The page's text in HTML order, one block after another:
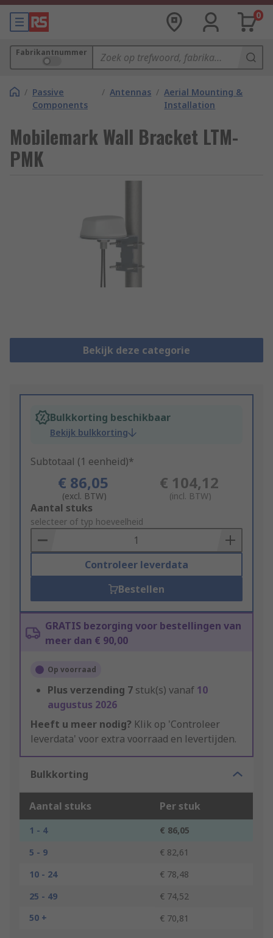
0
Fabrikantnummer
/ Passive
Components
/ Antennas / Aerial Mounting &
Installation
Mobilemark Wall Bracket LTM-
PMK
Bekijk deze categorie
Bulkkorting beschikbaar
Bekijk bulkkorting
Subtotaal (1 eenheid)*
€ 86,05
(excl. BTW)
€ 104,12
(incl. BTW)
Add
to
Basket
Aantal stuks
selecteer of typ hoeveelheid
Controleer leverdata
Bestellen
GRATIS bezorging voor bestellingen van
meer dan € 90,00
Op voorraad
Plus verzending 7 stuk(s) vanaf 10
augustus 2026
Heeft u meer nodig? Klik op 'Controleer
leverdata' voor extra voorraad en levertijden.
Bulkkorting
Aantal stuks Per stuk
1 - 4
€ 86,05
5 - 9
€ 82,61
10 - 24
€ 78,48
25 - 49
€ 74,52
50 +
€ 70,81